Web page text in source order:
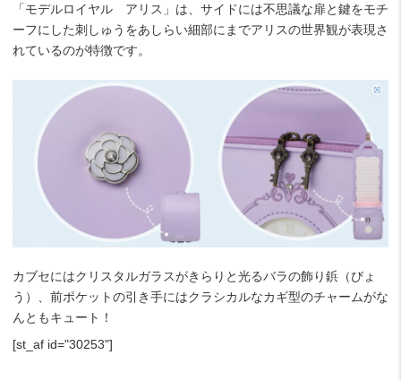
「モデルロイヤル アリス」は、サイドには不思議な扉と鍵をモチ
ーフにした刺しゅうをあしらい細部にまでアリスの世界観が表現さ
れているのが特徴です。
カブセにはクリスタルガラスがきらりと光るバラの飾り鋲（びょ
う）、前ポケットの引き手にはクラシカルなカギ型のチャームがな
んともキュート！
[st_af id="30253"]